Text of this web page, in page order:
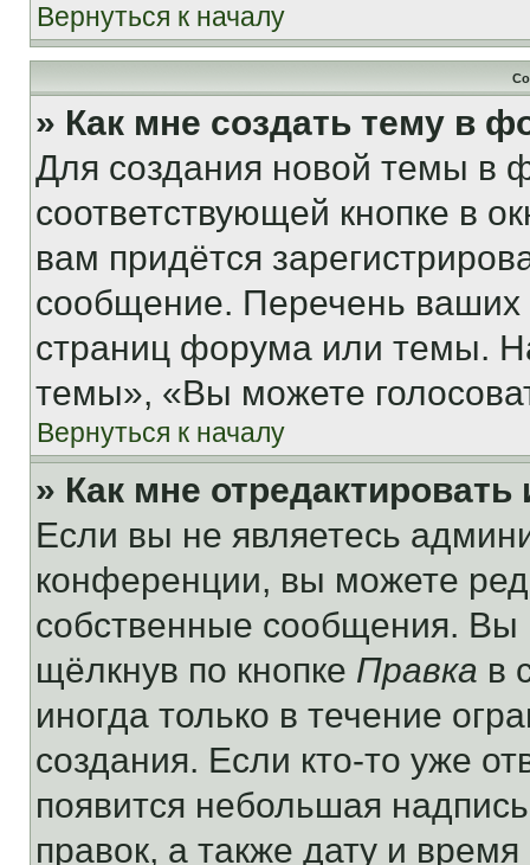
Вернуться к началу
» Как мне создать тему в
Для создания новой темы в
соответствующей кнопке в
вам придётся
сообщение. Перечень ваших
страниц форума или темы.
темы», «Вы можете
Вернуться к началу
» Как мне
Если вы не являетесь
конференции, вы можете
собственные сообщения. Вы
щёлкнув по кнопке Правка в
иногда только в течение
создания. Если кто-то уже
появится небольшая
правок, а также дату и